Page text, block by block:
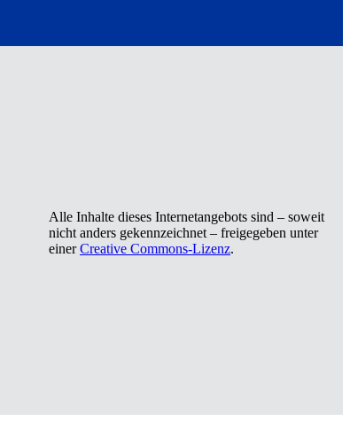
Alle Inhalte dieses Internetangebots sind – soweit
nicht anders gekennzeichnet – freigegeben unter
einerCreative Commons-Lizenz.